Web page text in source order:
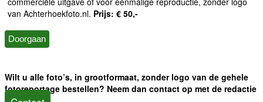
van Achterhoekfoto.nl. Prijs: € 50,-
Wilt u alle foto’s, in grootformaat, zonder logo van de gehele
fotoreportage bestellen? Neem dan contact op met de redactie